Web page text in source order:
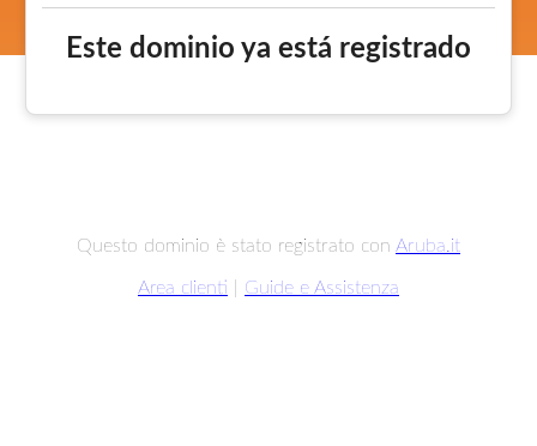
Este dominio ya está registrado
Questo dominio è stato registrato con Aruba.it
Area clienti Guide e Assistenza